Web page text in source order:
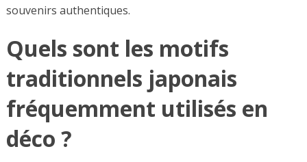
souvenirs authentiques.
Quels sont les motifs
traditionnels japonais
fréquemment utilisés en
déco ?